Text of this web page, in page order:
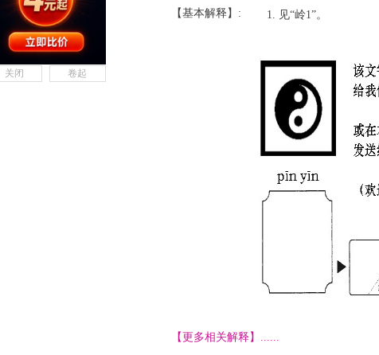
【基本解释】: 见“岭1”。
【更多相关解释】......
关闭 卷起